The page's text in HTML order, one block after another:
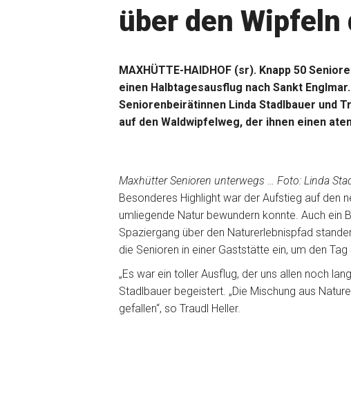
Metzgerei Hummel:
über den Wipfeln
MAXHÜTTE-HAIDHOF (sr). Knapp 50
einen Halbtagesausflug nach Sankt
Seniorenbeirätinnen Linda Stadlbauer und
auf den Waldwipfelweg, der ihnen einen
Maxhütter Senioren unterwegs … Foto: Linda
Besonderes Highlight war der Aufstieg auf den
umliegende Natur bewundern konnte. Auch ein
Spaziergang über den Naturerlebnispfad
die Senioren in einer Gaststätte ein, um den
„Es war ein toller Ausflug, der uns allen noch
Stadlbauer begeistert. „Die Mischung aus
gefallen“, so Traudl Heller.